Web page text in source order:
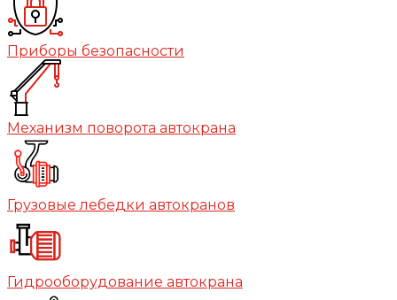
Приборы безопасности
Механизм поворота автокрана
Грузовые лебедки автокранов
Гидрооборудование автокрана